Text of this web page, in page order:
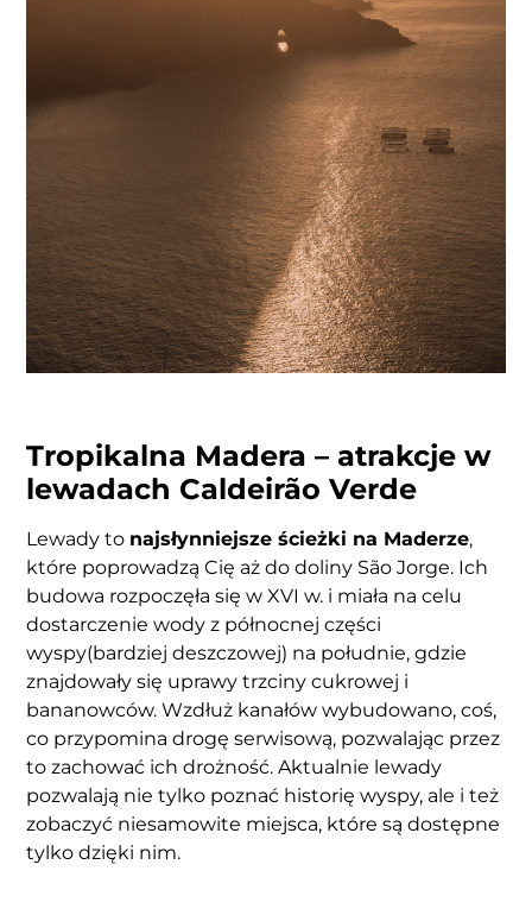
Tropikalna Madera – atrakcje w
lewadach Caldeirão Verde
Lewady to najsłynniejsze ścieżki na Maderze,
które poprowadzą Cię aż do doliny São Jorge. Ich
budowa rozpoczęła się w XVI w. i miała na celu
dostarczenie wody z północnej części
wyspy(bardziej deszczowej) na południe, gdzie
znajdowały się uprawy trzciny cukrowej i
bananowców. Wzdłuż kanałów wybudowano, coś,
co przypomina drogę serwisową, pozwalając przez
to zachować ich drożność. Aktualnie lewady
pozwalają nie tylko poznać historię wyspy, ale i też
zobaczyć niesamowite miejsca, które są dostępne
tylko dzięki nim.